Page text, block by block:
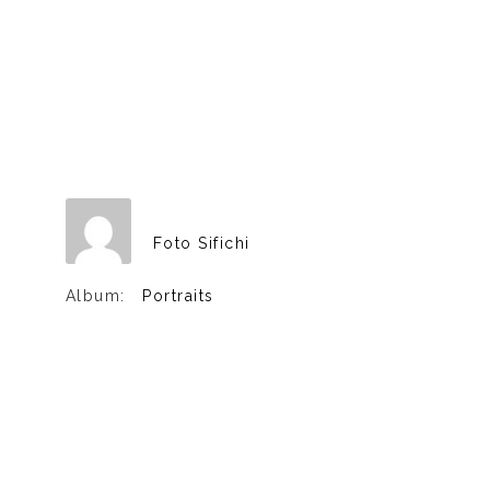
Foto Sifichi
Album: Portraits